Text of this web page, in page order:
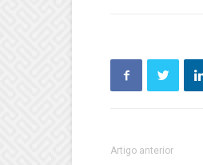
Artigo anterior